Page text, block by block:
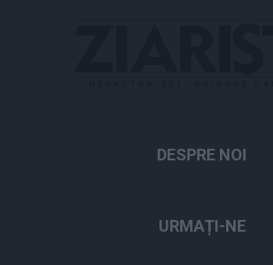
DESPRE NOI
URMAȚI-NE